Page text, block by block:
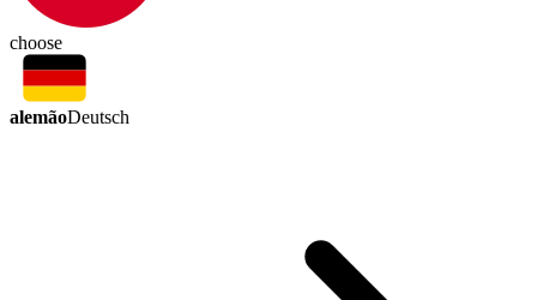
choose
alemãoDeutsch